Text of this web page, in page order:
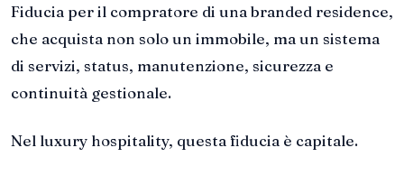
Fiducia per il compratore di una branded residence,
che acquista non solo un immobile, ma un sistema
di servizi, status, manutenzione, sicurezza e
continuità gestionale.
Nel luxury hospitality, questa fiducia è capitale.